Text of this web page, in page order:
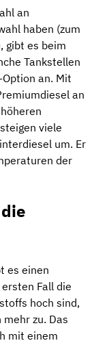
an
haben (zum
gibt es beim
Tankstellen
an. Mit
an
viele
um. Er
der
es einen
Fall die
hoch sind,
zu. Das
mit einem